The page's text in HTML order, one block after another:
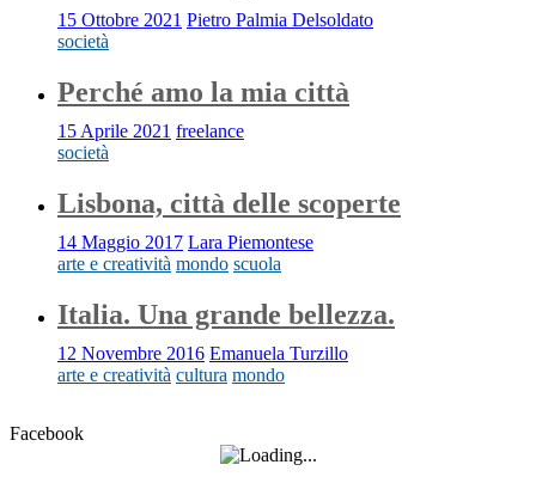
15 Ottobre 2021 Pietro Palmia Delsoldato
società
Perché amo la mia città
15 Aprile 2021 freelance
società
Lisbona, città delle scoperte
14 Maggio 2017 Lara Piemontese
arte e creatività mondo scuola
Italia. Una grande bellezza.
12 Novembre 2016 Emanuela Turzillo
arte e creatività cultura mondo
Facebook